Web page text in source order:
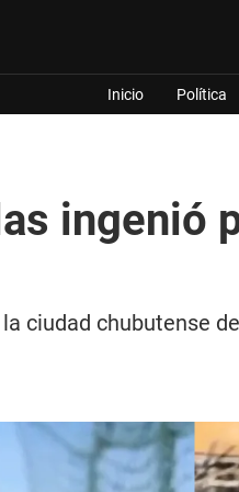
Inicio Política
ingenió
ciudad chubutense